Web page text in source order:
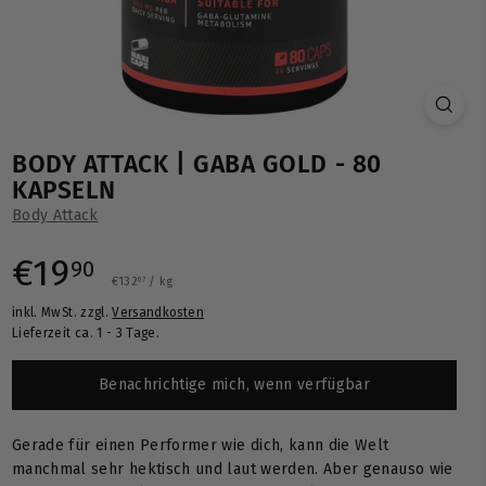
BODY ATTACK | GABA GOLD - 80
KAPSELN
Body Attack
Normaler
Preis
€1990 €19,90
€13267 €132,67
/ kg
inkl. MwSt. zzgl.Versandkosten
Lieferzeit ca. 1 - 3 Tage.
Benachrichtige mich, wenn verfügbar
Gerade für einen Performer wie dich, kann die Welt
manchmal sehr hektisch und laut werden. Aber genauso wie